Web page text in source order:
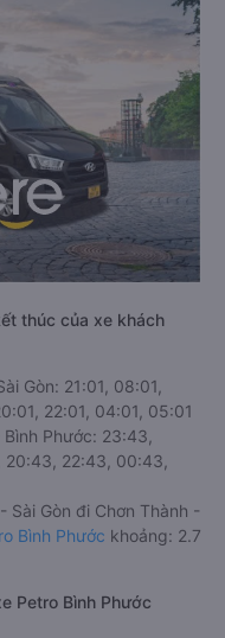
thúc của xe khách
Gòn: 21:01, 08:01,
22:01, 04:01, 05:01
Phước: 23:43,
22:43, 00:43,
Sài Gòn đi Chơn Thành -
Bình Phước khoảng: 2.7
Petro Bình Phước